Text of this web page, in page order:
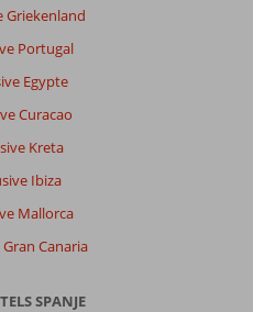
Griekenland
Portugal
Egypte
Curacao
Kreta
Ibiza
Mallorca
Canaria
SPANJE